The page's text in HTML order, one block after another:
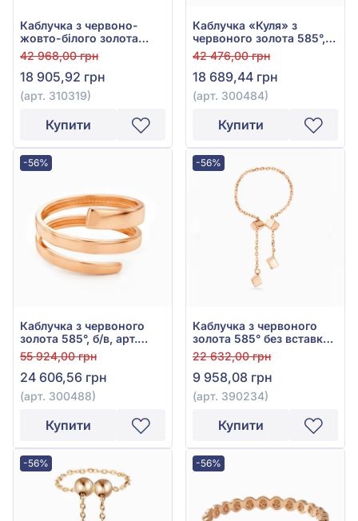
Каблучка з червоно-
жовто-білого золота
585°, арт. 310319
42 968,00 грн
18 905,92 грн
(арт. 310319)
Купити
Каблучка «Куля» з
червоного золота 585°,
арт. 300484
42 476,00 грн
18 689,44 грн
(арт. 300484)
Купити
-56%
Каблучка з червоного
золота 585°, б/в, арт.
300488
55 924,00 грн
24 606,56 грн
(арт. 300488)
Купити
-56%
Каблучка з червоного
золота 585° без вставки,
арт. 390234
22 632,00 грн
9 958,08 грн
(арт. 390234)
Купити
-56% -56%